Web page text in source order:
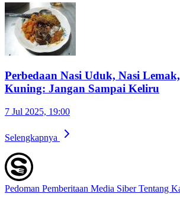
Perbedaan Nasi Uduk, Nasi
Kuning: Jangan Sampai Keliru
7 Jul 2025, 19:00
Selengkapnya
Pedoman Pemberitaan Media SiberTentang